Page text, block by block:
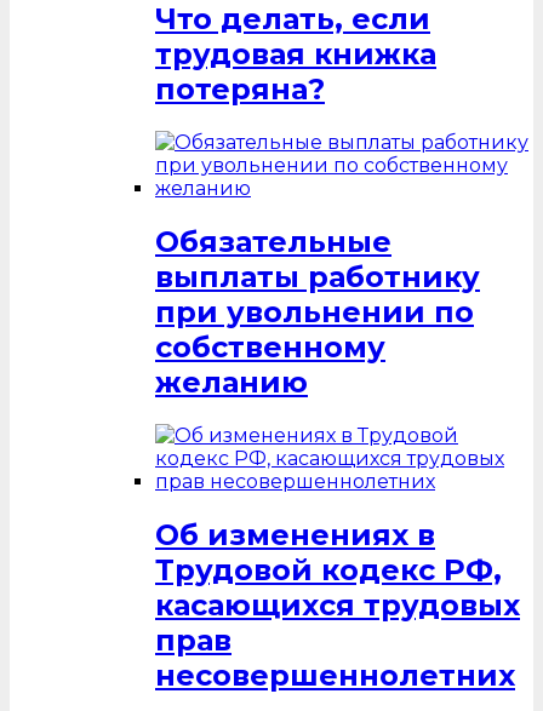
Что делать, если
трудовая книжка
потеряна?
Обязательные
выплаты работнику
при увольнении по
собственному
желанию
Об изменениях в
Трудовой кодекс РФ,
касающихся трудовых
прав
несовершеннолетних